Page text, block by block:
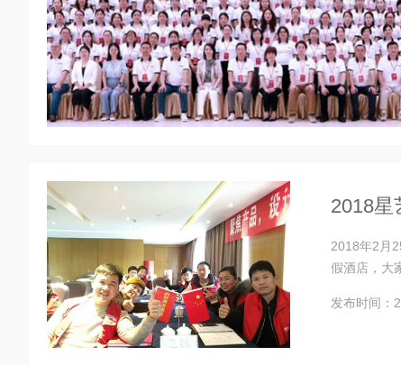
2018星
2018年2月
假酒店，大
发布时间：